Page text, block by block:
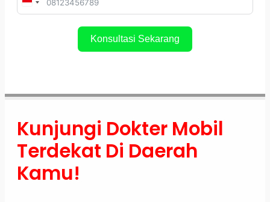
Indonesia
Konsultasi Sekarang
Kunjungi Dokter Mobil
Terdekat Di Daerah
Kamu!